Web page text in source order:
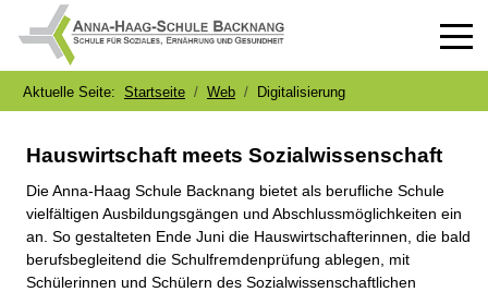
Off-
Aktuelle Seite: Startseite Web Digitalisierung
Hauswirtschaft meets Sozialwissenschaft
Die Anna-Haag Schule Backnang bietet als berufliche Schule
vielfältigen Ausbildungsgängen und Abschlussmöglichkeiten ein
an. So gestalteten Ende Juni die Hauswirtschafterinnen, die bald
berufsbegleitend die Schulfremdenprüfung ablegen, mit
Schülerinnen und Schülern des Sozialwissenschaftlichen